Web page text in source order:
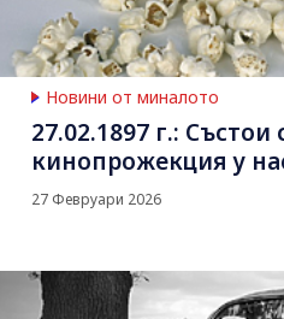
Новини от миналото
27.02.1897 г.: Състои
кинопрожекция у
27 Февруари 2026